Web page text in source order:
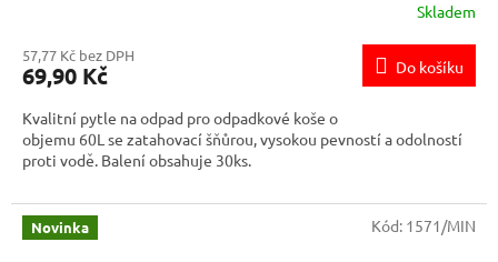
Skladem
57,77 Kč bez DPH
69,90 Kč Do košíku
Kvalitní pytle na odpad pro odpadkové koše o
objemu 60L se zatahovací šňůrou, vysokou pevností a odolností
proti vodě. Balení obsahuje 30ks.
Novinka Kód: 1571/MIN